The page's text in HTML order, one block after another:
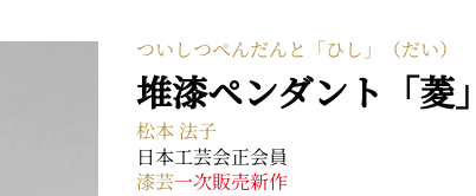
ついしつぺんだんと「ひし」（だい）
堆漆ペンダント「菱
松本 法子
日本工芸会正会員
漆芸一次販売新作